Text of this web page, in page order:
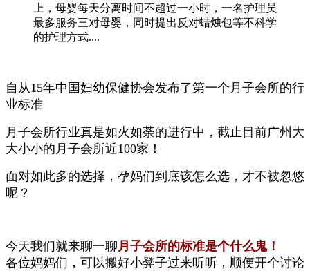
上，母婴每天分离时间不超过一小时，一名护理员
最多服务三对母婴，同时提出反对蜡烛包等不科学
的护理方式....
自从15年中国妇幼保健协会发布了第一个月子会所的行
业标准
月子会所行业真是如火如荼的进行中，截止目前广州大
大小小的 月子会所近100家！
面对如此多的选择，孕妈们到底该怎么选，才不被忽悠
呢？
今天我们就来聊一聊 月子会所的标准是个什么鬼！
各位妈妈们，可以搬好小凳子过来听听，顺便开个讨论